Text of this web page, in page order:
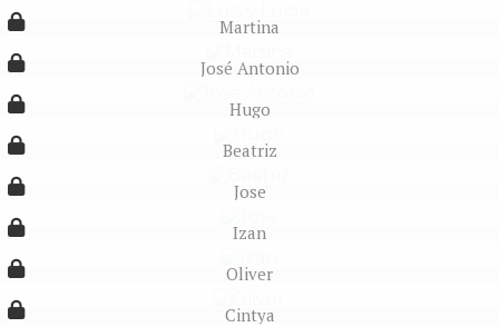
Martina
José Antonio
Hugo
Beatriz
Jose
Izan
Oliver
Cintya